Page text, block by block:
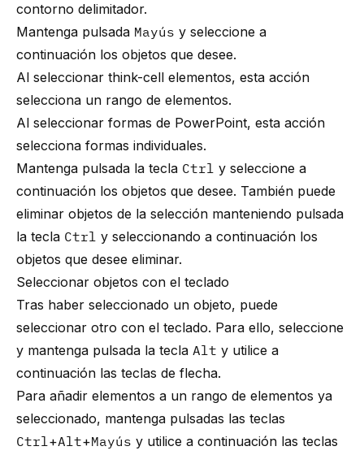
contorno delimitador.
Mantenga pulsada Mayús y seleccione a
continuación los objetos que desee.
Al seleccionar think-cell elementos, esta acción
selecciona un rango de elementos.
Al seleccionar formas de PowerPoint, esta acción
selecciona formas individuales.
Mantenga pulsada la tecla Ctrl y seleccione a
continuación los objetos que desee. También puede
eliminar objetos de la selección manteniendo pulsada
la tecla Ctrl y seleccionando a continuación los
objetos que desee eliminar.
Seleccionar objetos con el teclado
Tras haber seleccionado un objeto, puede
seleccionar otro con el teclado. Para ello, seleccione
y mantenga pulsada la tecla Alt y utilice a
continuación las teclas de flecha.
Para añadir elementos a un rango de elementos ya
seleccionado, mantenga pulsadas las teclas
Ctrl+Alt+Mayús y utilice a continuación las teclas